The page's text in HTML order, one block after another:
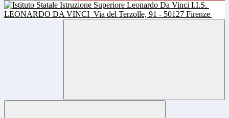
I.I.S.
LEONARDO DA VINCI Via del Terzolle, 91 - 50127 Firenze